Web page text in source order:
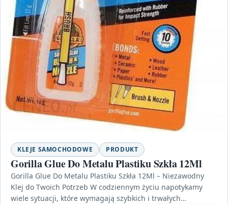
KLEJE SAMOCHODOWE PRODUKT
Gorilla Glue Do Metalu Plastiku Szkła 12Ml
Gorilla Glue Do Metalu Plastiku Szkła 12Ml – Niezawodny
Klej do Twoich Potrzeb W codziennym życiu napotykamy
wiele sytuacji, które wymagają szybkich i trwałych…